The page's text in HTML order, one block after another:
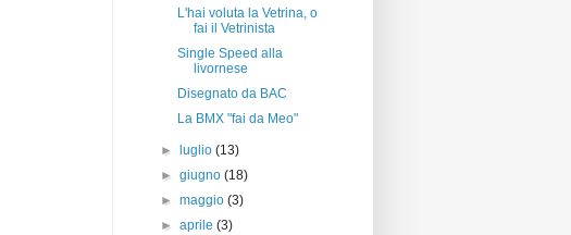
L'hai voluta la Vetrina, o
fai il Vetrinista
Single Speed alla
livornese
Disegnato da BAC
La BMX "fai da Meo"
► luglio(13)
►giugno(18)
►maggio(3)
►aprile(3)